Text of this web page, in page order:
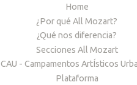
Home
¿Por qué All Mozart?
¿Qué nos diferencia?
Secciones All Mozart
CAU - Campamentos ArtÍsticos
Plataforma